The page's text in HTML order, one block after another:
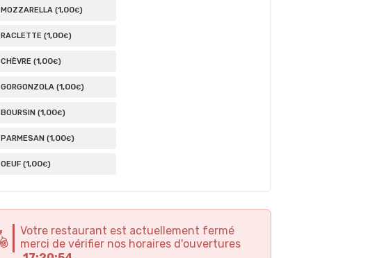
MOZZARELLA (1,00€)
RACLETTE (1,00€)
CHÈVRE (1,00€)
GORGONZOLA (1,00€)
BOURSIN (1,00€)
PARMESAN (1,00€)
OEUF (1,00€)
Votre restaurant est actuellement fermé
merci de vérifier nos horaires d'ouvertures